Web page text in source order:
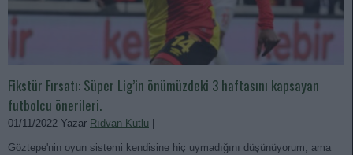
Fikstür Fırsatı: Süper Lig’in önümüzdeki 3 haftasını kapsayan
futbolcu önerileri.
01/11/2022 Yazar Rıdvan Kutlu
Göztepe'nin oyun sistemi kendisine hiç uymadığını düşünüyorum, ama